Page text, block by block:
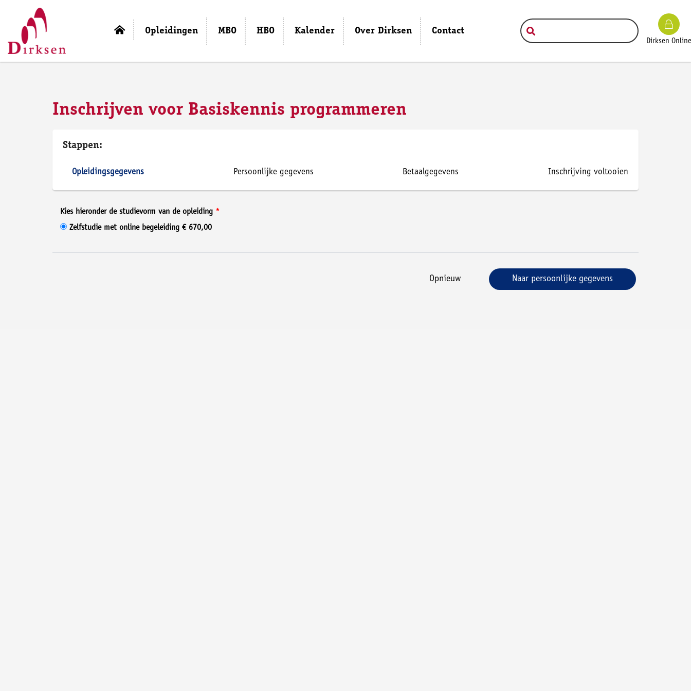
Opleidingen MBO HBO Kalender Over Dirksen Contact
Dirksen Online
Inschrijven voor Basiskennis programmeren
Stappen:
Opleidingsgegevens Persoonlijke gegevens Betaalgegevens Inschrijving voltooien
Kies hieronder de studievorm van de opleiding
Zelfstudie met online begeleiding € 670,00
Naar persoonlijke gegevens
opnieuw